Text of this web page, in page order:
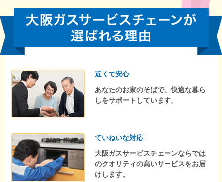
近くて安心
あなたのお家のそばで、快適な暮ら
しをサポートしています。
ていねいな対応
大阪ガスサービスチェーンならでは
のクオリティの高いサービスをお届
けします。